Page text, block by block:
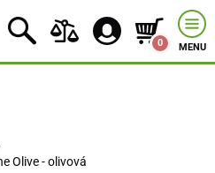
0 MENU
Olive - olivová